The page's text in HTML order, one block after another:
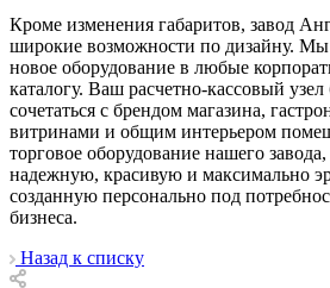
Кроме изменения габаритов, завод
широкие возможности по дизайну.
новое оборудование в любые
каталогу. Ваш расчетно-кассовый узел
сочетаться с брендом магазина,
витринами и общим интерьером
торговое оборудование нашего
надежную, красивую и максимально
созданную персонально под
бизнеса.
Назад к списку